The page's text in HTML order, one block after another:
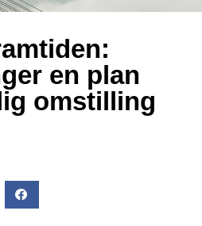
en plan
omstilling